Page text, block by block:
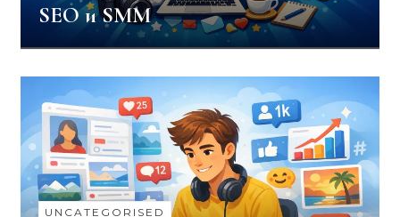
SEO и SMM
UNCATEGORISED